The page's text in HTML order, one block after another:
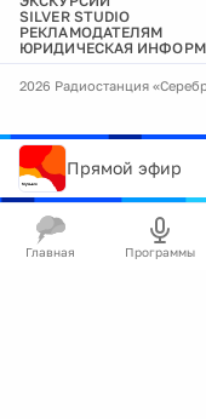
SILVER STUDIO
РЕКЛАМОДАТЕЛЯМ
ЮРИДИЧЕСКАЯ
2026 Радиостанция
Прямой эфир
Главная Программы